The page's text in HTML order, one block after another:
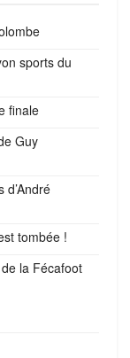
sports du
finale
Guy
tombée !
la Fécafoot